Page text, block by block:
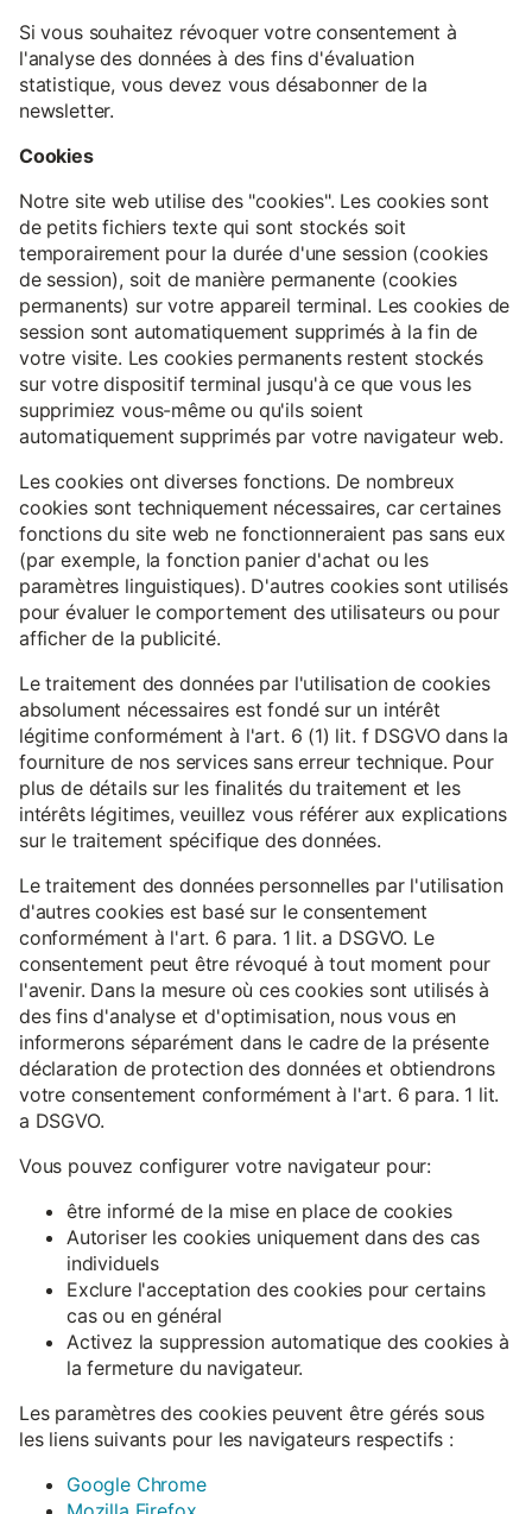
Si vous souhaitez révoquer votre consentement à
l'analyse des données à des fins d'évaluation
statistique, vous devez vous désabonner de la
newsletter.
Cookies
Notre site web utilise des "cookies". Les cookies sont
de petits fichiers texte qui sont stockés soit
temporairement pour la durée d'une session (cookies
de session), soit de manière permanente (cookies
permanents) sur votre appareil terminal. Les cookies de
session sont automatiquement supprimés à la fin de
votre visite. Les cookies permanents restent stockés
sur votre dispositif terminal jusqu'à ce que vous les
supprimiez vous-même ou qu'ils soient
automatiquement supprimés par votre navigateur web.
Les cookies ont diverses fonctions. De nombreux
cookies sont techniquement nécessaires, car certaines
fonctions du site web ne fonctionneraient pas sans eux
(par exemple, la fonction panier d'achat ou les
paramètres linguistiques). D'autres cookies sont utilisés
pour évaluer le comportement des utilisateurs ou pour
afficher de la publicité.
Le traitement des données par l'utilisation de cookies
absolument nécessaires est fondé sur un intérêt
légitime conformément à l'art. 6 (1) lit. f DSGVO dans la
fourniture de nos services sans erreur technique. Pour
plus de détails sur les finalités du traitement et les
intérêts légitimes, veuillez vous référer aux explications
sur le traitement spécifique des données.
Le traitement des données personnelles par l'utilisation
d'autres cookies est basé sur le consentement
conformément à l'art. 6 para. 1 lit. a DSGVO. Le
consentement peut être révoqué à tout moment pour
l'avenir. Dans la mesure où ces cookies sont utilisés à
des fins d'analyse et d'optimisation, nous vous en
informerons séparément dans le cadre de la présente
déclaration de protection des données et obtiendrons
votre consentement conformément à l'art. 6 para. 1 lit.
a DSGVO.
Vous pouvez configurer votre navigateur pour:
être informé de la mise en place de cookies
Autoriser les cookies uniquement dans des cas
individuels
Exclure l'acceptation des cookies pour certains
cas ou en général
Activez la suppression automatique des cookies à
la fermeture du navigateur.
Les paramètres des cookies peuvent être gérés sous
les liens suivants pour les navigateurs respectifs :
Google Chrome